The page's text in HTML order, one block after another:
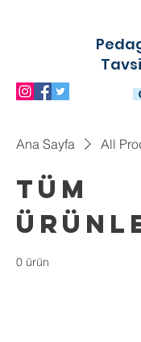
Ana Sayfa All
Tüm
0 ürün